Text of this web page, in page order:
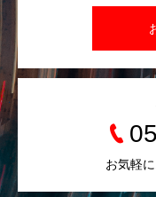
お気軽